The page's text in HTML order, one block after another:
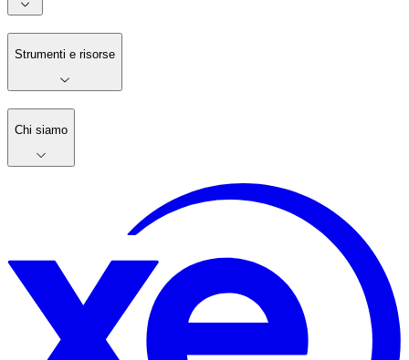
Strumenti e risorse
Chi siamo